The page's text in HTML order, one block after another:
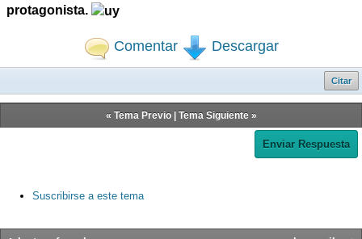
protagonista.
Comentar Descargar
Citar
« Tema Previo| Tema Siguiente»
Enviar Respuesta
Suscribirse a este tema